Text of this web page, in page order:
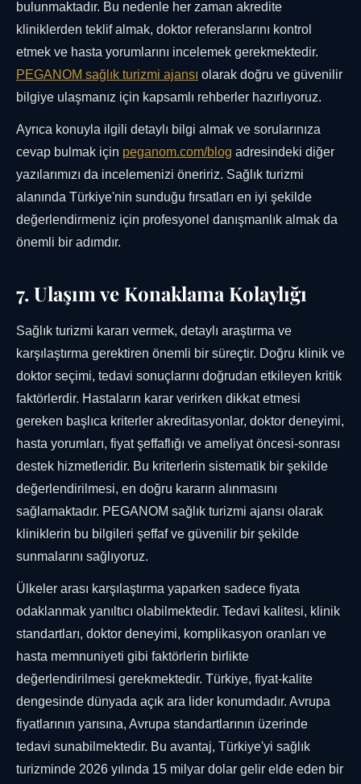
bulunmaktadır. Bu nedenle her zaman akredite
kliniklerden teklif almak, doktor referanslarını kontrol
etmek ve hasta yorumlarını incelemek gerekmektedir.
PEGANOM sağlık turizmi ajansı olarak doğru ve güvenilir
bilgiye ulaşmanız için kapsamlı rehberler hazırlıyoruz.
Ayrıca konuyla ilgili detaylı bilgi almak ve sorularınıza
cevap bulmak için peganom.com/blog adresindeki diğer
yazılarımızı da incelemenizi öneririz. Sağlık turizmi
alanında Türkiye'nin sunduğu fırsatları en iyi şekilde
değerlendirmeniz için profesyonel danışmanlık almak da
önemli bir adımdır.
7. Ulaşım ve Konaklama Kolaylığı
Sağlık turizmi kararı vermek, detaylı araştırma ve
karşılaştırma gerektiren önemli bir süreçtir. Doğru klinik ve
doktor seçimi, tedavi sonuçlarını doğrudan etkileyen kritik
faktörlerdir. Hastaların karar verirken dikkat etmesi
gereken başlıca kriterler akreditasyonlar, doktor deneyimi,
hasta yorumları, fiyat şeffaflığı ve ameliyat öncesi-sonrası
destek hizmetleridir. Bu kriterlerin sistematik bir şekilde
değerlendirilmesi, en doğru kararın alınmasını
sağlamaktadır. PEGANOM sağlık turizmi ajansı olarak
kliniklerin bu bilgileri şeffaf ve güvenilir bir şekilde
sunmalarını sağlıyoruz.
Ülkeler arası karşılaştırma yaparken sadece fiyata
odaklanmak yanıltıcı olabilmektedir. Tedavi kalitesi, klinik
standartları, doktor deneyimi, komplikasyon oranları ve
hasta memnuniyeti gibi faktörlerin birlikte
değerlendirilmesi gerekmektedir. Türkiye, fiyat-kalite
dengesinde dünyada açık ara lider konumdadır. Avrupa
fiyatlarının yarısına, Avrupa standartlarının üzerinde
tedavi sunabilmektedir. Bu avantaj, Türkiye'yi sağlık
turizminde 2026 yılında 15 milyar dolar gelir elde eden bir